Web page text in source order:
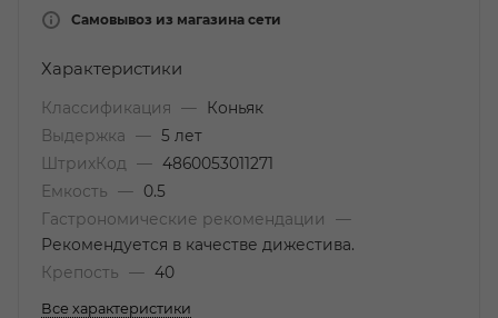
Самовывоз из магазина сети
Характеристики
Классификация —
Коньяк
Выдержка
— 5 лет
ШтрихКод
— 4860053011271
Емкость
—
0.5
Гастрономические рекомендации
—
Рекомендуется в качестве дижестива.
Крепость
— 40
Все характеристики